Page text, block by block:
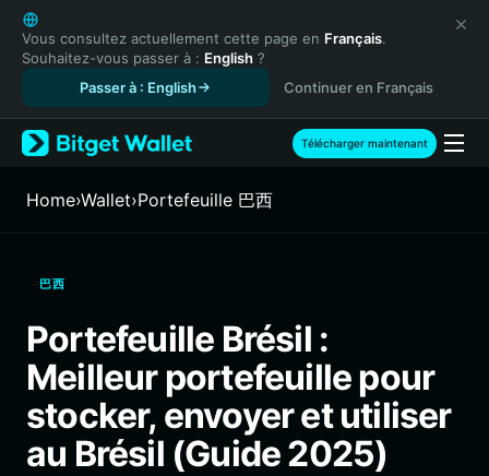
English
日本語
Tiếng Việt
Español (Latinoamérica)
Türkçe
Français
繁體中文
Bahasa Indonesia
ภาษาไทย
Español
Português (Brasil)
Vous consultez actuellement cette page en Français.
Souhaitez-vous passer à : English ?
Passer à : English
Continuer en Français
Télécharger maintenant
Home›Wallet›Portefeuille 巴西
巴西
Portefeuille Brésil :
Meilleur portefeuille pour
stocker, envoyer et utiliser
au Brésil (Guide 2025)